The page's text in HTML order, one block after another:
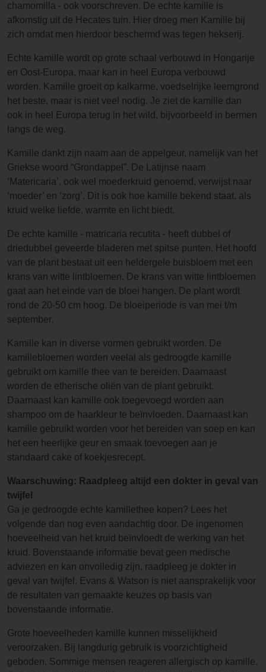
chamomilla - ook voorschreven. De echte kamille is
afkomstig uit de Hecates tuin. Hier droeg men Kamille bij
zich omdat men hierdoor beschermd was tegen hekserij.
Echte kamille wordt op grote schaal verbouwd in Hongarije
en Oost-Europa, maar kan in heel Europa verbouwd
worden. Kamille groeit op kalkarme, voedselrijke leemgrond
het beste, maar is niet veel nodig. Je ziet de kamille dan
ook in heel Europa terug in het wild, bijvoorbeeld in bermen
langs de weg.
Kamille dankt zijn naam aan de appelgeur, namelijk van het
Griekse woord “Grondappel”. De Latijnse naam
‘Matericaria’, ook wel moederkruid genoemd, verwijst naar
‘moeder’ en ‘zorg’. Dit is ook hoe kamille bekend staat, als
kruid welke liefde, warmte en licht biedt.
De echte kamille - matricaria recutita - heeft dubbel of
driedubbel geveerde bladeren met spitse punten. Het hoofd
van de plant bestaat uit een heldergele buisbloem met een
krans van witte lintbloemen. De krans van witte lintbloemen
gaat aan het einde van de bloei hangen. De plant wordt
rond de 20-50 cm hoog. De bloeiperiode is van mei t/m
september.
Kamille kan in diverse vormen gebruikt worden. De
kamillebloemen worden veelal als gedroogde kamille
gebruikt om kamille thee van te bereiden. Daarnaast
worden de etherische oliën van de plant gebruikt.
Daarnaast kan kamille ook toegevoegd worden aan
shampoo om de haarkleur te beïnvloeden. Daarnaast kan
kamille gebruikt worden voor het bereiden van soep en kan
het een heerlijke geur en smaak toevoegen aan je
standaard cake of koekjesrecept.
Waarschuwing: Raadpleeg altijd een dokter in geval van
twijfel
Ga je gedroogde echte kamillethee kopen? Lees het
volgende dan nog even aandachtig door. De ingenomen
hoeveelheid van het kruid beïnvloedt de werking van het
kruid. Bovenstaande informatie bevat geen medische
adviezen en kan onvolledig zijn, raadpleeg je dokter in
geval van twijfel. Evans & Watson is niet aansprakelijk voor
de resultaten van gemaakte keuzes op basis van
bovenstaande informatie.
Grote hoeveelheden kamille kunnen misselijkheid
veroorzaken. Bij langdurig gebruik is voorzichtigheid
geboden. Sommige mensen reageren allergisch op kamille.